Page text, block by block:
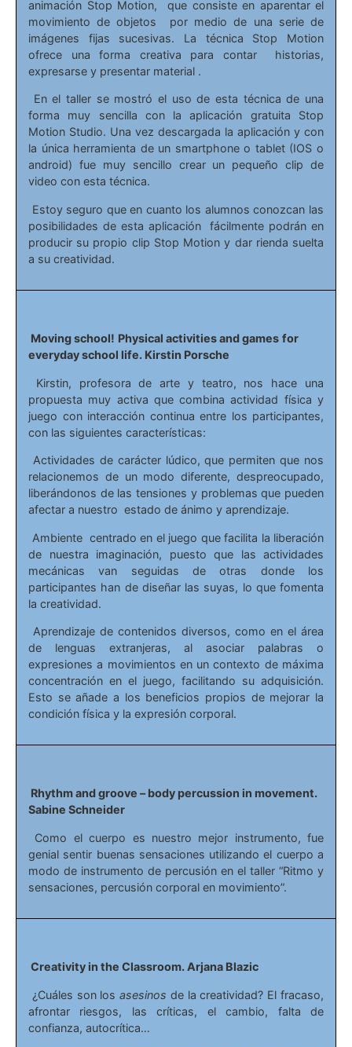
animación Stop Motion, que consiste en aparentar el
movimiento de objetos por medio de una serie de
imágenes fijas sucesivas. La técnica Stop Motion
ofrece una forma creativa para contar historias,
expresarse y presentar material .
En el taller se mostró el uso de esta técnica de una
forma muy sencilla con la aplicación gratuita Stop
Motion Studio. Una vez descargada la aplicación y con
la única herramienta de un smartphone o tablet (IOS o
android) fue muy sencillo crear un pequeño clip de
video con esta técnica.
Estoy seguro que en cuanto los alumnos conozcan las
posibilidades de esta aplicación fácilmente podrán en
producir su propio clip Stop Motion y dar rienda suelta
a su creatividad.
Moving school! Physical activities and games for
everyday school life. Kirstin Porsche
Kirstin, profesora de arte y teatro, nos hace una
propuesta muy activa que combina actividad física y
juego con interacción continua entre los participantes,
con las siguientes características:
Actividades de carácter lúdico, que permiten que nos
relacionemos de un modo diferente, despreocupado,
liberándonos de las tensiones y problemas que pueden
afectar a nuestro estado de ánimo y aprendizaje.
Ambiente centrado en el juego que facilita la liberación
de nuestra imaginación, puesto que las actividades
mecánicas van seguidas de otras donde los
participantes han de diseñar las suyas, lo que fomenta
la creatividad.
Aprendizaje de contenidos diversos, como en el área
de lenguas extranjeras, al asociar palabras o
expresiones a movimientos en un contexto de máxima
concentración en el juego, facilitando su adquisición.
Esto se añade a los beneficios propios de mejorar la
condición física y la expresión corporal.
Rhythm and groove – body percussion in movement.
Sabine Schneider
Como el cuerpo es nuestro mejor instrumento, fue
genial sentir buenas sensaciones utilizando el cuerpo a
modo de instrumento de percusión en el taller “Ritmo y
sensaciones, percusión corporal en movimiento”.
Creativity in the Classroom. Arjana Blazic
¿Cuáles son losasesinos de la creatividad? El fracaso,
afrontar riesgos, las críticas, el cambio, falta de
confianza, autocrítica…